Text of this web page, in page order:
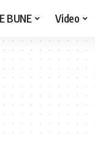
BUNE Video